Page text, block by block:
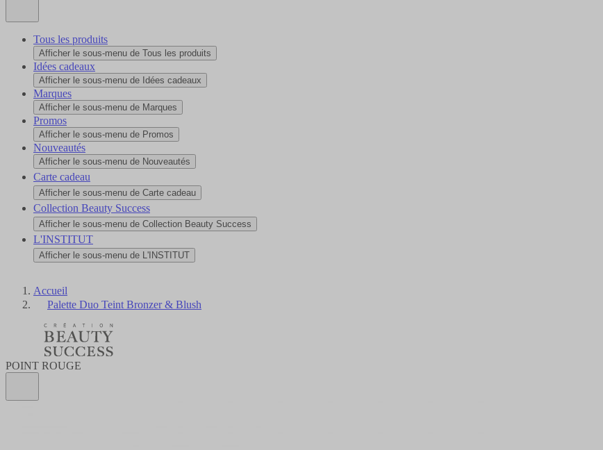
Tous les produits
Afficher le sous-menu de Tous les produits
Idées cadeaux
Afficher le sous-menu de Idées cadeaux
Marques
Afficher le sous-menu de Marques
Promos
Afficher le sous-menu de Promos
Nouveautés
Afficher le sous-menu de Nouveautés
Carte cadeau
Afficher le sous-menu de Carte cadeau
Collection Beauty Success
Afficher le sous-menu de Collection Beauty Success
L'INSTITUT
Afficher le sous-menu de L'INSTITUT
Accueil
Palette Duo Teint Bronzer & Blush
POINT ROUGE